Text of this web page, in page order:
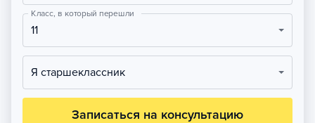
Класс, в который перешли
11
Я старшеклассник
Записаться на консультацию